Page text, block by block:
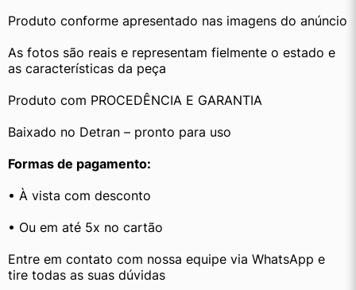
Produto conforme apresentado nas imagens do anúncio
As fotos são reais e representam fielmente o estado e
as características da peça
Produto com PROCEDÊNCIA E GARANTIA
Baixado no Detran – pronto para uso
Formas de pagamento:
• À vista com desconto
• Ou em até 5x no cartão
Entre em contato com nossa equipe via WhatsApp e
tire todas as suas dúvidas